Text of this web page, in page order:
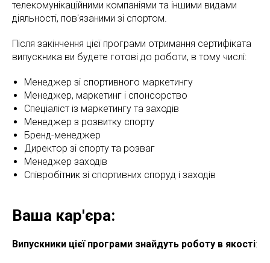
телекомунікаційними компаніями та іншими видами
діяльності, пов'язаними зі спортом.
Після закінчення цієї програми отримання сертифіката
випускника ви будете готові до роботи, в тому числі:
Менеджер зі спортивного маркетингу
Менеджер, маркетинг і спонсорство
Спеціаліст із маркетингу та заходів
Менеджер з розвитку спорту
Бренд-менеджер
Директор зі спорту та розваг
Менеджер заходів
Співробітник зі спортивних споруд і заходів
Ваша кар'єра:
Випускники цієї програми знайдуть роботу в якості: